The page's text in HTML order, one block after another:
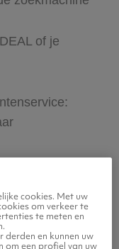
of je
huurauto voor
cookies. Met uw
om verkeer te
te meten en
en kunnen uw
om een profiel van uw